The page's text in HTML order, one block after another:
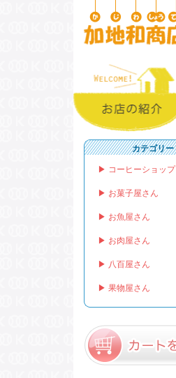
カテゴリー
▶ コーヒーショップ
▶ お菓子屋さん
▶ お魚屋さん
▶ お肉屋さん
▶ 八百屋さん
▶ 果物屋さん